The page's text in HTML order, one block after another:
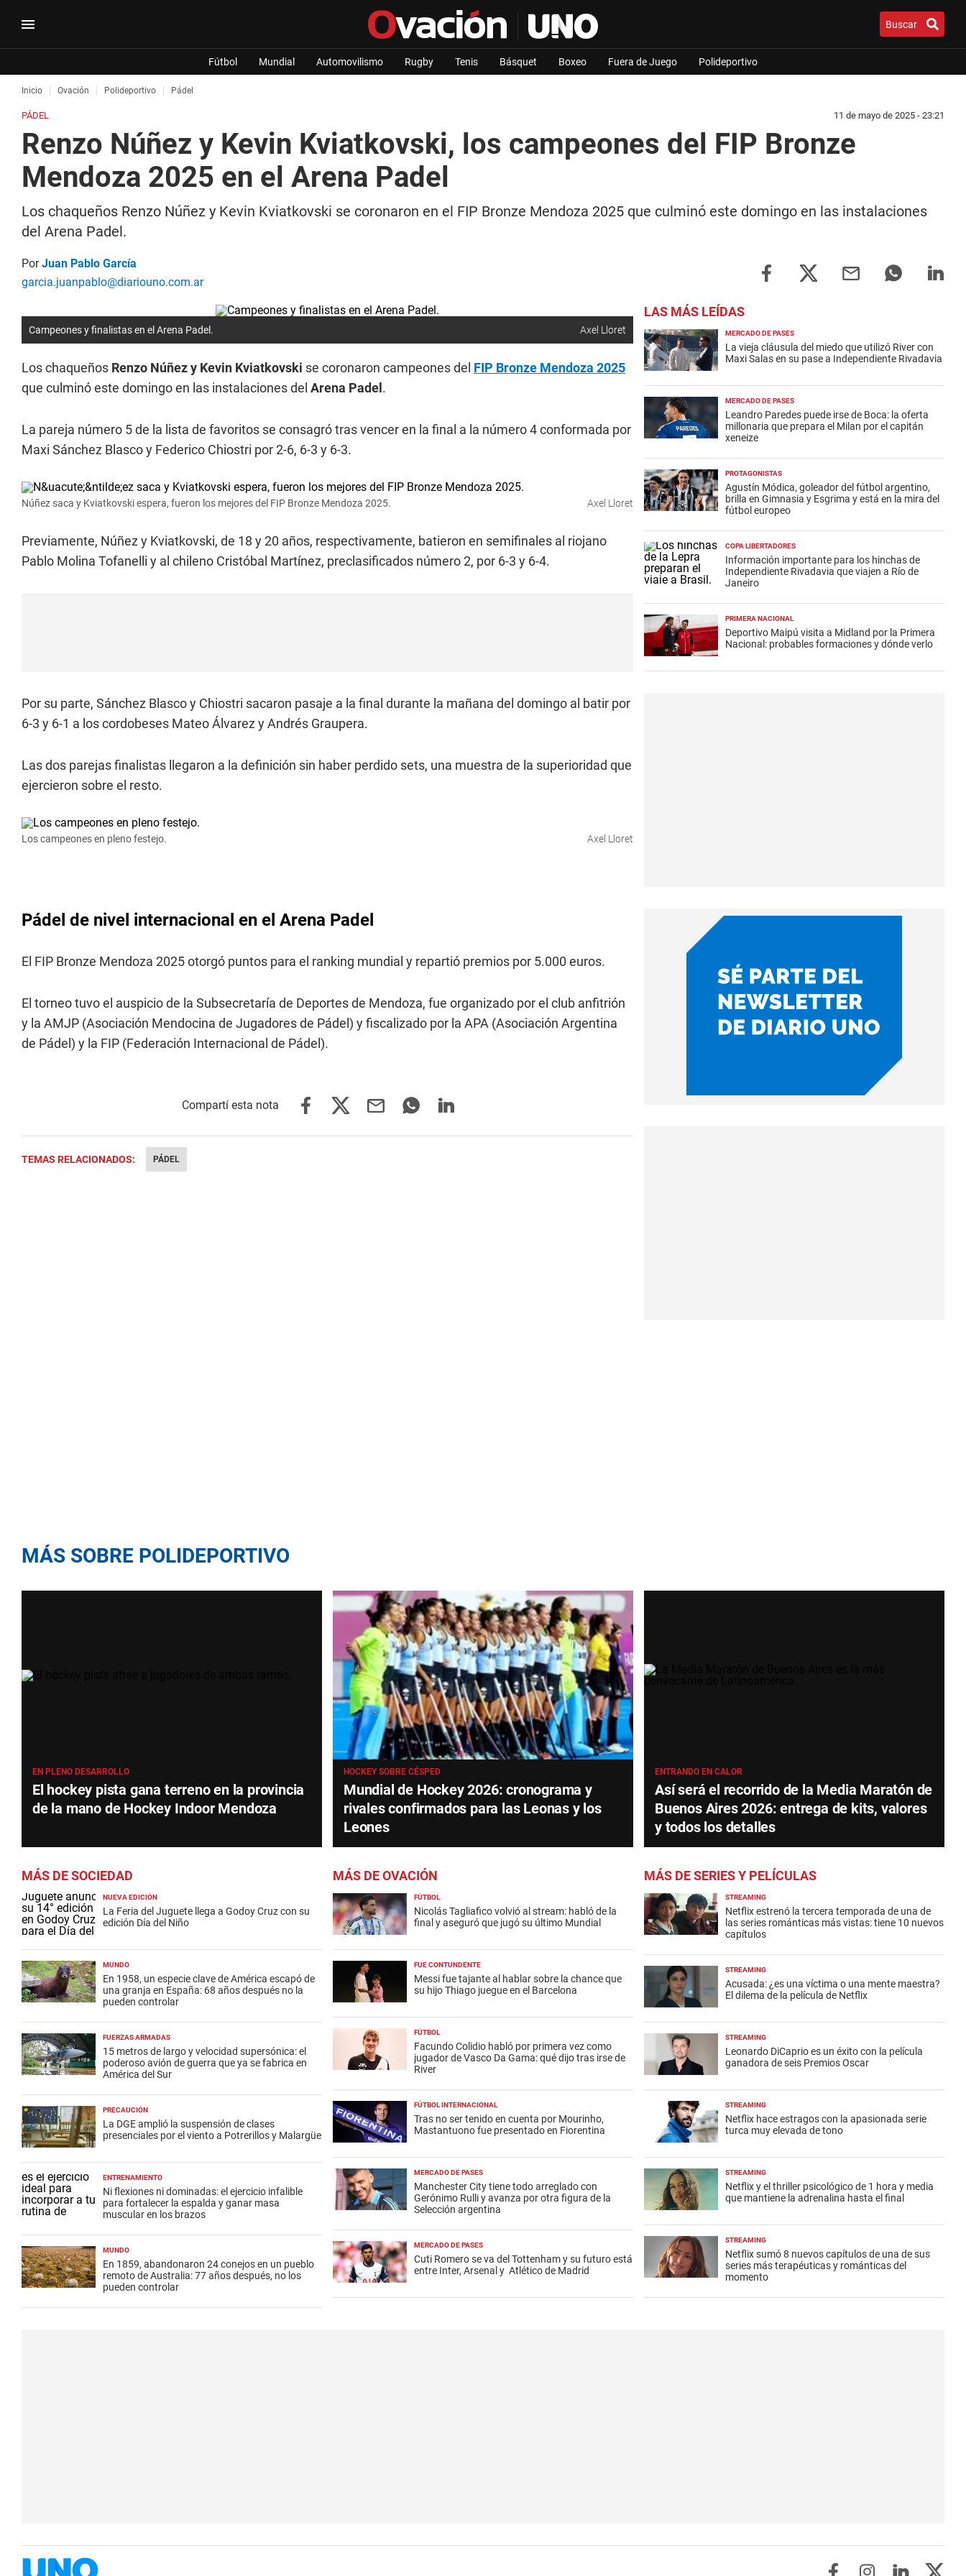
Buscar
Fútbol Mundial Automovilismo Rugby Tenis Básquet Boxeo Fuera de Juego Polideportivo
Inicio Ovación Polideportivo Pádel
PÁDEL 11 de mayo de 2025 - 23:21
Renzo Núñez y Kevin Kviatkovski, los campeones del FIP Bronze
Mendoza 2025 en el Arena Padel
Los chaqueños Renzo Núñez y Kevin Kviatkovski se coronaron en el FIP Bronze Mendoza 2025 que culminó este domingo en las instalaciones
del Arena Padel.
PorJuan Pablo García
garcia.juanpablo@diariouno.com.ar
Campeones y finalistas en el Arena Padel. Axel Lloret
Los chaqueños Renzo Núñez y Kevin Kviatkovski se coronaron campeones del FIP Bronze Mendoza 2025
que culminó este domingo en las instalaciones del Arena Padel .
La pareja número 5 de la lista de favoritos se consagró tras vencer en la final a la número 4 conformada por
Maxi Sánchez Blasco y Federico Chiostri por 2-6, 6-3 y 6-3.
Núñez saca y Kviatkovski espera, fueron los mejores del FIP Bronze Mendoza 2025. Axel Lloret
Previamente, Núñez y Kviatkovski, de 18 y 20 años, respectivamente, batieron en semifinales al riojano
Pablo Molina Tofanelli y al chileno Cristóbal Martínez, preclasificados número 2, por 6-3 y 6-4.
Por su parte, Sánchez Blasco y Chiostri sacaron pasaje a la final durante la mañana del domingo al batir por
6-3 y 6-1 a los cordobeses Mateo Álvarez y Andrés Graupera.
Las dos parejas finalistas llegaron a la definición sin haber perdido sets, una muestra de la superioridad que
ejercieron sobre el resto.
Los campeones en pleno festejo. Axel Lloret
Pádel de nivel internacional en el Arena Padel
El FIP Bronze Mendoza 2025 otorgó puntos para el ranking mundial y repartió premios por 5.000 euros.
El torneo tuvo el auspicio de la Subsecretaría de Deportes de Mendoza, fue organizado por el club anfitrión
y la AMJP (Asociación Mendocina de Jugadores de Pádel) y fiscalizado por la APA (Asociación Argentina
de Pádel) y la FIP (Federación Internacional de Pádel).
TEMAS RELACIONADOS: PÁDEL
LAS MÁS LEÍDAS
MERCADO DE PASES
La vieja cláusula del miedo que utilizó River con
Maxi Salas en su pase a Independiente Rivadavia
MERCADO DE PASES
Leandro Paredes puede irse de Boca: la oferta
millonaria que prepara el Milan por el capitán
xeneize
PROTAGONISTAS
Agustín Módica, goleador del fútbol argentino,
brilla en Gimnasia y Esgrima y está en la mira del
fútbol europeo
COPA LIBERTADORES
Información importante para los hinchas de
Independiente Rivadavia que viajen a Río de
Janeiro
PRIMERA NACIONAL
Deportivo Maipú visita a Midland por la Primera
Nacional: probables formaciones y dónde verlo
MÁS SOBRE POLIDEPORTIVO
EN PLENO DESARROLLO
El hockey pista gana terreno en la provincia
de la mano de Hockey Indoor Mendoza
HOCKEY SOBRE CÉSPED
Mundial de Hockey 2026: cronograma y
rivales confirmados para las Leonas y los
Leones
ENTRANDO EN CALOR
Así será el recorrido de la Media Maratón de
Buenos Aires 2026: entrega de kits, valores
y todos los detalles
MÁS DE SOCIEDAD
NUEVA EDICIÓN
La Feria del Juguete llega a Godoy Cruz con su
edición Día del Niño
MUNDO
En 1958, un especie clave de América escapó de
una granja en España: 68 años después no la
pueden controlar
FUERZAS ARMADAS
15 metros de largo y velocidad supersónica: el
poderoso avión de guerra que ya se fabrica en
América del Sur
PRECAUCIÓN
La DGE amplió la suspensión de clases
presenciales por el viento a Potrerillos y Malargüe
ENTRENAMIENTO
Ni flexiones ni dominadas: el ejercicio infalible
para fortalecer la espalda y ganar masa
muscular en los brazos
MUNDO
En 1859, abandonaron 24 conejos en un pueblo
remoto de Australia: 77 años después, no los
pueden controlar
MÁS DE OVACIÓN
FÚTBOL
Nicolás Tagliafico volvió al stream: habló de la
final y aseguró que jugó su último Mundial
FUE CONTUNDENTE
Messi fue tajante al hablar sobre la chance que
su hijo Thiago juegue en el Barcelona
FÚTBOL
Facundo Colidio habló por primera vez como
jugador de Vasco Da Gama: qué dijo tras irse de
River
FÚTBOL INTERNACIONAL
Tras no ser tenido en cuenta por Mourinho,
Mastantuono fue presentado en Fiorentina
MERCADO DE PASES
Manchester City tiene todo arreglado con
Gerónimo Rulli y avanza por otra figura de la
Selección argentina
MERCADO DE PASES
Cuti Romero se va del Tottenham y su futuro está
entre Inter, Arsenal y Atlético de Madrid
MÁS DE SERIES Y PELÍCULAS
STREAMING
Netflix estrenó la tercera temporada de una de
las series románticas más vistas: tiene 10 nuevos
capítulos
STREAMING
Acusada: ¿es una víctima o una mente maestra?
El dilema de la película de Netflix
STREAMING
Leonardo DiCaprio es un éxito con la película
ganadora de seis Premios Oscar
STREAMING
Netflix hace estragos con la apasionada serie
turca muy elevada de tono
STREAMING
Netflix y el thriller psicológico de 1 hora y media
que mantiene la adrenalina hasta el final
STREAMING
Netflix sumó 8 nuevos capítulos de una de sus
series más terapéuticas y románticas del
momento